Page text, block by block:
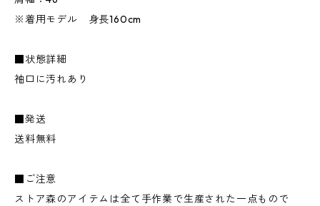
※着用モデル 身長160cm
■状態詳細
袖口に汚れあり
■発送
送料無料
■ご注意
ストア森のアイテムは全て手作業で生産された一点もので